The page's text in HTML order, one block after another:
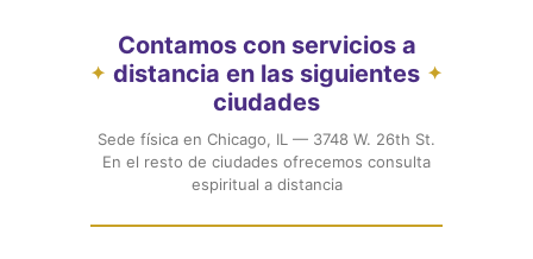
✦
Contamos con servicios a
distancia en las siguientes
ciudades
✦
Sede física en Chicago, IL — 3748 W. 26th St.
En el resto de ciudades ofrecemos consulta
espiritual a distancia